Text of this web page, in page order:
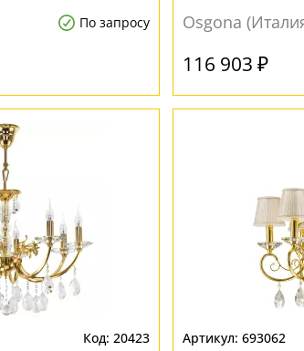
По запросу
Osgona
116 903 ₽
20423 693062